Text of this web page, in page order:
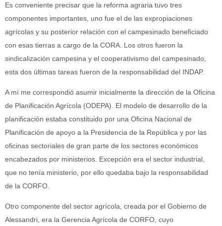
Es conveniente precisar que la reforma agraria tuvo tres
componentes importantes, uno fue el de las expropiaciones
agrícolas y su posterior relación con el campesinado beneficiado
con esas tierras a cargo de la CORA. Los otros fueron la
sindicalización campesina y el cooperativismo del campesinado,
esta dos últimas tareas fueron de la responsabilidad del INDAP.
A mí me correspondió asumir inicialmente la dirección de la Oficina
de Planificación Agrícola (ODEPA). El modelo de desarrollo de la
planificación estaba constituido por una Oficina Nacional de
Planificación de apoyo a la Presidencia de la República y por las
oficinas sectoriales de gran parte de los sectores económicos
encabezados por ministerios. Excepción era el sector industrial,
que no tenía ministerio, por ello quedaba bajo la responsabilidad
de la CORFO.
Otro componente del sector agrícola, creada por el Gobierno de
Alessandri, era la Gerencia Agrícola de CORFO, cuyo